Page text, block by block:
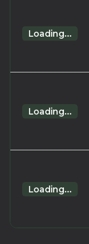
Loading...
Loading...
Loading...